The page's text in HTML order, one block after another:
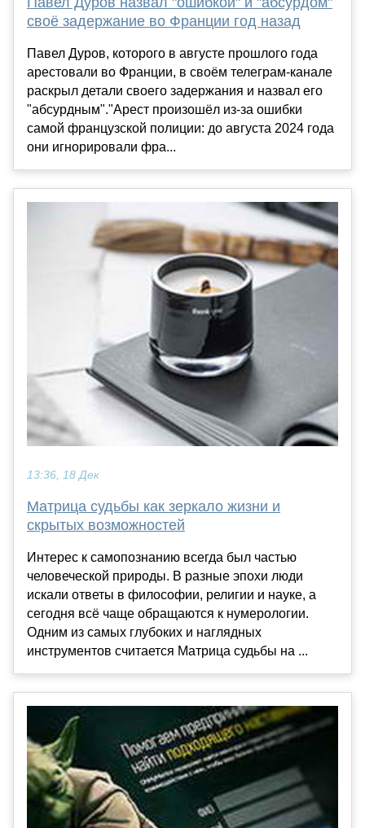
своё задержание во Франции год назад
Павел Дуров, которого в августе прошлого года
арестовали во Франции, в своём телеграм-канале
раскрыл детали своего задержания и назвал его
"абсурдным"."Арест произошёл из-за ошибки
самой французской полиции: до августа 2024 года
они игнорировали фра...
13:36, 18 Дек
Матрица судьбы как зеркало жизни и
скрытых возможностей
Интерес к самопознанию всегда был частью
человеческой природы. В разные эпохи люди
искали ответы в философии, религии и науке, а
сегодня всё чаще обращаются к нумерологии.
Одним из самых глубоких и наглядных
инструментов считается Матрица судьбы на ...